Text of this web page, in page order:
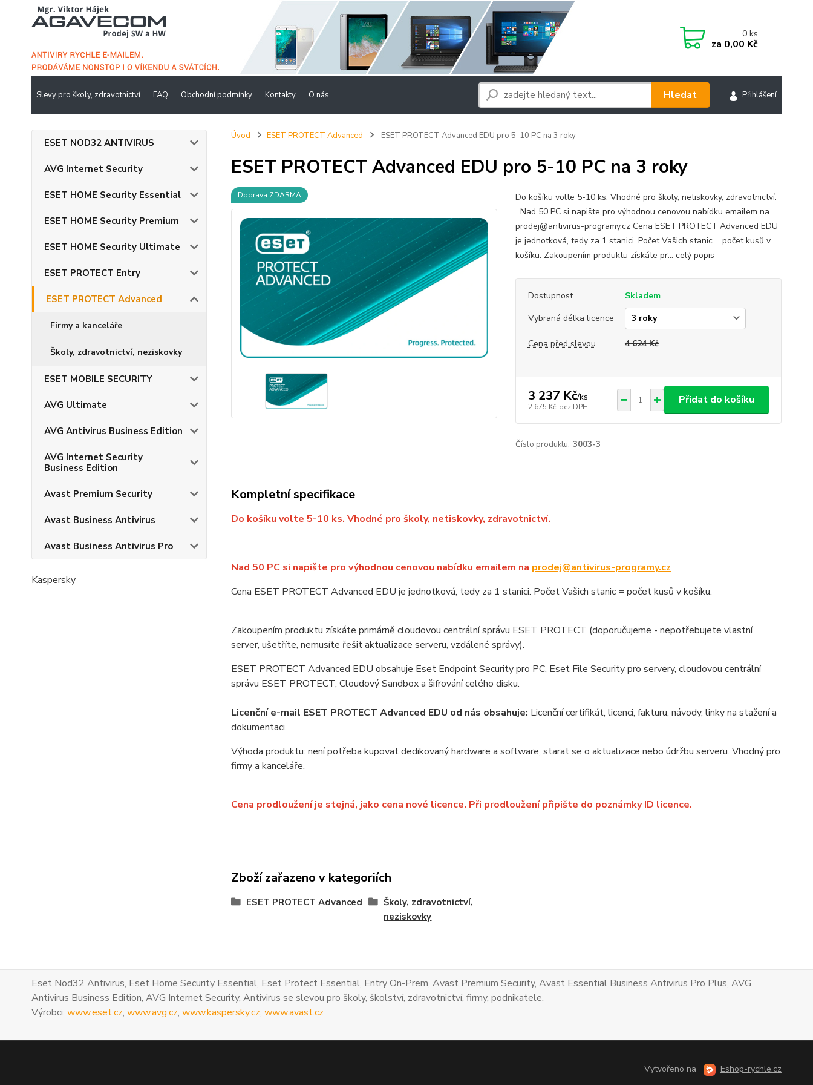
Slevy pro školy, zdravotnictví FAQ Obchodní podmínky Kontakty O nás Přihlášení
Hledat
0ks
za 0,00 Kč
ESET NOD32 ANTIVIRUS
AVG Internet Security
ESET HOME Security Essential
ESET HOME Security Premium
ESET HOME Security Ultimate
ESET PROTECT Entry
ESET PROTECT Advanced
Firmy a kanceláře
Školy, zdravotnictví, neziskovky
ESET MOBILE SECURITY
AVG Ultimate
AVG Antivirus Business Edition
AVG Internet Security
Business Edition
Avast Premium Security
Avast Business Antivirus
Avast Business Antivirus Pro
Kaspersky
Úvod ESET PROTECT Advanced ESET PROTECT Advanced EDU pro 5-10 PC na 3 roky
ESET PROTECT Advanced EDU pro 5-10 PC na 3 roky
Doprava ZDARMA
Do košíku volte 5-10 ks. Vhodné pro školy, netiskovky, zdravotnictví.
Nad 50 PC si napište pro výhodnou cenovou nabídku emailem na
prodej@antivirus-programy.cz Cena ESET PROTECT Advanced EDU
je jednotková, tedy za 1 stanici. Počet Vašich stanic = počet kusů v
košíku. Zakoupením produktu získáte pr... celý popis
Dostupnost
Skladem
Vybraná délka licence
Cena před slevou 4 624 Kč
3 237 Kč/ks
2 675 Kč bez DPH
Přidat do košíku
Číslo produktu: 3003-3
Kompletní specifikace
Do košíku volte 5-10 ks. Vhodné pro školy, netiskovky, zdravotnictví.
Nad 50 PC si napište pro výhodnou cenovou nabídku emailem na prodej@antivirus-programy.cz
Cena ESET PROTECT Advanced EDU je jednotková, tedy za 1 stanici. Počet Vašich stanic = počet kusů v košíku.
Zakoupením produktu získáte primárně cloudovou centrální správu ESET PROTECT (doporučujeme - nepotřebujete vlastní
server, ušetříte, nemusíte řešit aktualizace serveru, vzdálené správy).
ESET PROTECT Advanced EDU obsahuje Eset Endpoint Security pro PC, Eset File Security pro servery, cloudovou centrální
správu ESET PROTECT, Cloudový Sandbox a šifrování celého disku.
Licenční e-mail ESET PROTECT Advanced EDU od nás obsahuje: Licenční certifikát, licenci, fakturu, návody, linky na stažení a
dokumentaci.
Výhoda produktu: není potřeba kupovat dedikovaný hardware a software, starat se o aktualizace nebo údržbu serveru. Vhodný pro
firmy a kanceláře.
Cena prodloužení je stejná, jako cena nové licence. Při prodloužení připište do poznámky ID licence.
Zboží zařazeno v kategoriích
ESET PROTECT Advanced
Školy, zdravotnictví,
neziskovky
Eset Nod32 Antivirus, Eset Home Security Essential, Eset Protect Essential, Entry On-Prem, Avast Premium Security, Avast Essential Business Antivirus Pro Plus, AVG
Antivirus Business Edition, AVG Internet Security, Antivirus se slevou pro školy, školství, zdravotnictví, firmy, podnikatele.
Výrobci: www.eset.cz, www.avg.cz, www.kaspersky.cz, www.avast.cz
Vytvořeno na Eshop-rychle.cz